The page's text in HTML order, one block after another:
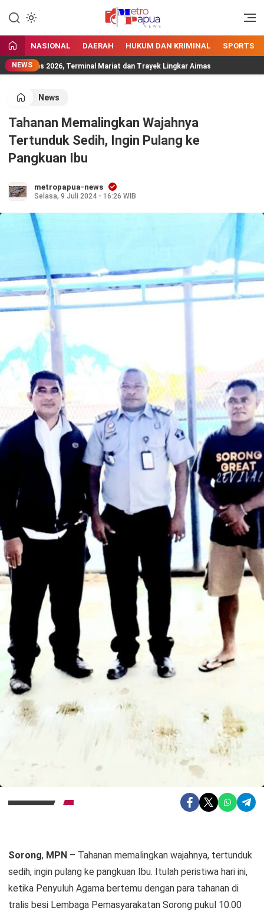
MetroPapua News
Jangan Gentar Bicara Benar
NASIONAL DAERAH HUKUM DAN KRIMINAL SPORTS
NEWS
2026, Terminal Mariat dan Trayek Lingkar Aimas
News
Tahanan Memalingkan Wajahnya
Tertunduk Sedih, Ingin Pulang ke
Pangkuan Ibu
metropapua-news
Selasa, 9 Juli 2024 - 16:26 WIB
Sorong, MPN – Tahanan memalingkan wajahnya, tertunduk
sedih, ingin pulang ke pangkuan Ibu. Itulah peristiwa hari ini,
ketika Penyuluh Agama bertemu dengan para tahanan di
tralis besi Lembaga Pemasyarakatan Sorong pukul 10.00